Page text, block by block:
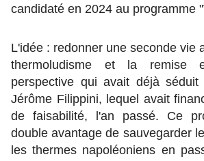
candidaté en 2024 au programme
L'idée : redonner une seconde vie
thermoludisme et la remise
perspective qui avait déjà séduit
Jérôme Filippini, lequel avait
de faisabilité, l'an passé. Ce
double avantage de sauvegarder
les thermes napoléoniens en